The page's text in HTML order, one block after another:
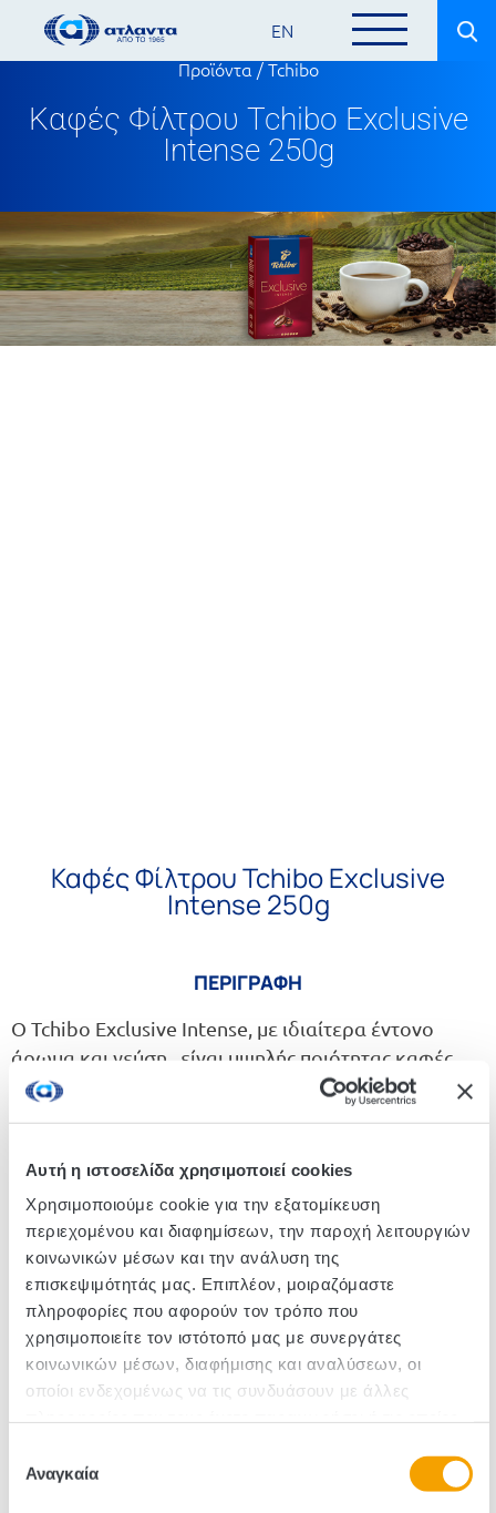
Αυτή η ιστοσελίδα χρησιμοποιεί cookies
Χρησιμοποιούμε cookie για την εξατομίκευση
περιεχομένου και διαφημίσεων, την παροχή λειτουργιών
κοινωνικών μέσων και την ανάλυση της
επισκεψιμότητάς μας. Επιπλέον, μοιραζόμαστε
πληροφορίες που αφορούν τον τρόπο που
χρησιμοποιείτε τον ιστότοπό μας με συνεργάτες
κοινωνικών μέσων, διαφήμισης και αναλύσεων, οι
οποίοι ενδεχομένως να τις συνδυάσουν με άλλες
των υπηρεσιών τους.
συγκατάθεσης
Αναγκαία
EN
Προϊόντα/Tchibo
Καφές Φίλτρου Tchibo Exclusive
Intense 250g
Καφές Φίλτρου Tchibo Exclusive
Intense 250g
ΠΕΡΙΓΡΑΦΗ
Ο Tchibo Exclusive Intense, με ιδιαίτερα έντονο
άρωμα και γεύση, είναι υψηλής ποιότητας καφές
σχεδιασμένος για όσους μπορούν να εκτιμήσουν το
Αμερικής και η πλούσια γεύση του προσφέρει
αξεπέραστη απόλαυση.
Κωδικός :470001
Τεμάχια/Κιβώτιο: 12